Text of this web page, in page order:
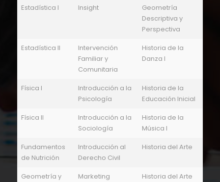
Estadística I
Insight
Geometría
Descriptiva y
Perspectiva
Estadística II
Intervención
Familiar y
Comunitaria
Historia de la
Danza I
Física I
Introducción a la
Psicología
Historia de la
Educación Inicial
Física II
Introducción a la
Sociología
Historia de la
Música I
Fundamentos
de Nutrición
Introducción al
Derecho Civil
Historia del Arte
Geometría y
Marketing
Historia del Arte